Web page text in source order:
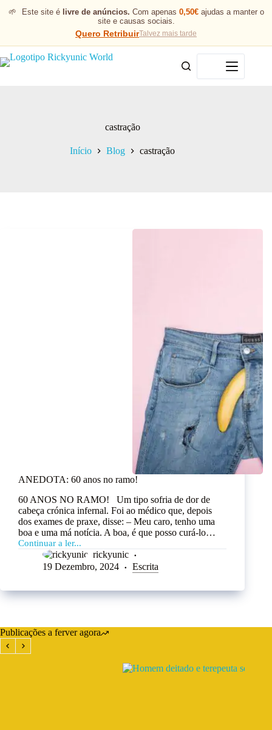
🌱 Este site é livre de anúncios. Com apenas 0,50€ajudas a manter o
site e causas sociais.
Quero RetribuirTalvez mais tarde
Menu
castração
Início Blog castração
ANEDOTA: 60 anos no ramo!
60 ANOS NO RAMO! Um tipo sofria de dor de
cabeça crónica infernal. Foi ao médico que, depois
dos exames de praxe, disse: – Meu caro, tenho uma
boa e uma má notícia. A boa, é que posso curá-lo…
Continuar a ler...
rickyunic
19 Dezembro, 2024
Escrita
Publicações a ferver agora